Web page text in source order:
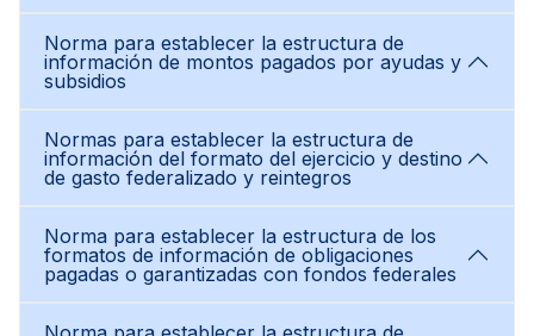
Norma para establecer la estructura de
información de montos pagados por ayudas y
subsidios
Normas para establecer la estructura de
información del formato del ejercicio y destino
de gasto federalizado y reintegros
Norma para establecer la estructura de los
formatos de información de obligaciones
pagadas o garantizadas con fondos federales